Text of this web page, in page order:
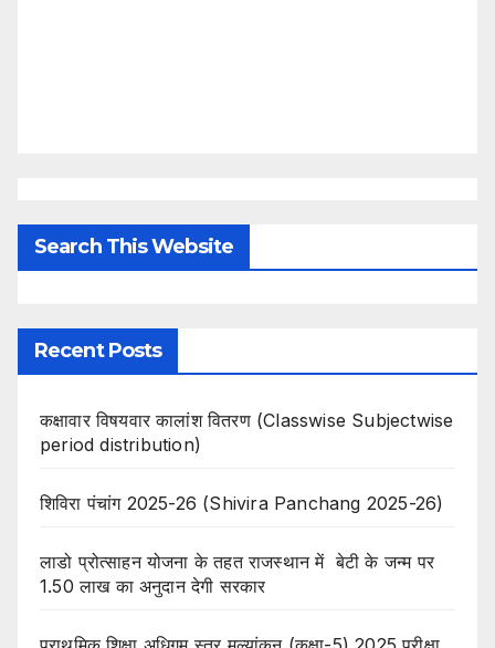
Search This Website
Recent Posts
कक्षावार विषयवार कालांश वितरण (Classwise Subjectwise
period distribution)
शिविरा पंचांग 2025-26 (Shivira Panchang 2025-26)
लाडो प्रोत्साहन योजना के तहत राजस्थान में बेटी के जन्म पर
1.50 लाख का अनुदान देगी सरकार